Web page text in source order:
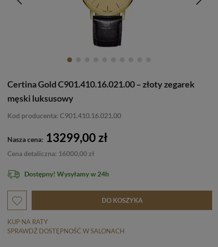
Certina Gold C901.410.16.021.00 – złoty zegarek
męski luksusowy
Kod producenta: C901.410.16.021.00
Nasza cena: 13299,00 zł
Cena detaliczna: 16000,00 zł
Dostępny! Wysyłamy w 24h
DO KOSZYKA
KUP NA RATY
SPRAWDŹ DOSTĘPNOŚĆ W SALONACH